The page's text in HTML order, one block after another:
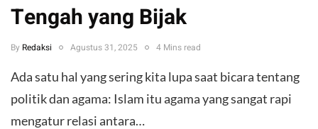
Tengah yang Bijak
By Redaksi Agustus 31, 2025 4 Mins read
Ada satu hal yang sering kita lupa saat bicara tentang
politik dan agama: Islam itu agama yang sangat rapi
mengatur relasi antara…